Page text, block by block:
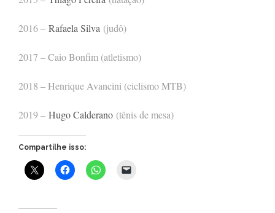
2016 – Rafaela Silva (judô)
2017 – Caio Bonfim (atletismo)
2018 – Henrique Avancini (ciclismo MTB)
2019 – Hugo Calderano (tênis de mesa)
Compartilhe isso: